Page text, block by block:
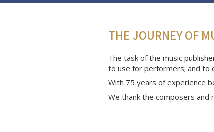
THE JOURNEY OF
The task of the music
to use for performers; and to
With 75 years of experience
We thank the composers and